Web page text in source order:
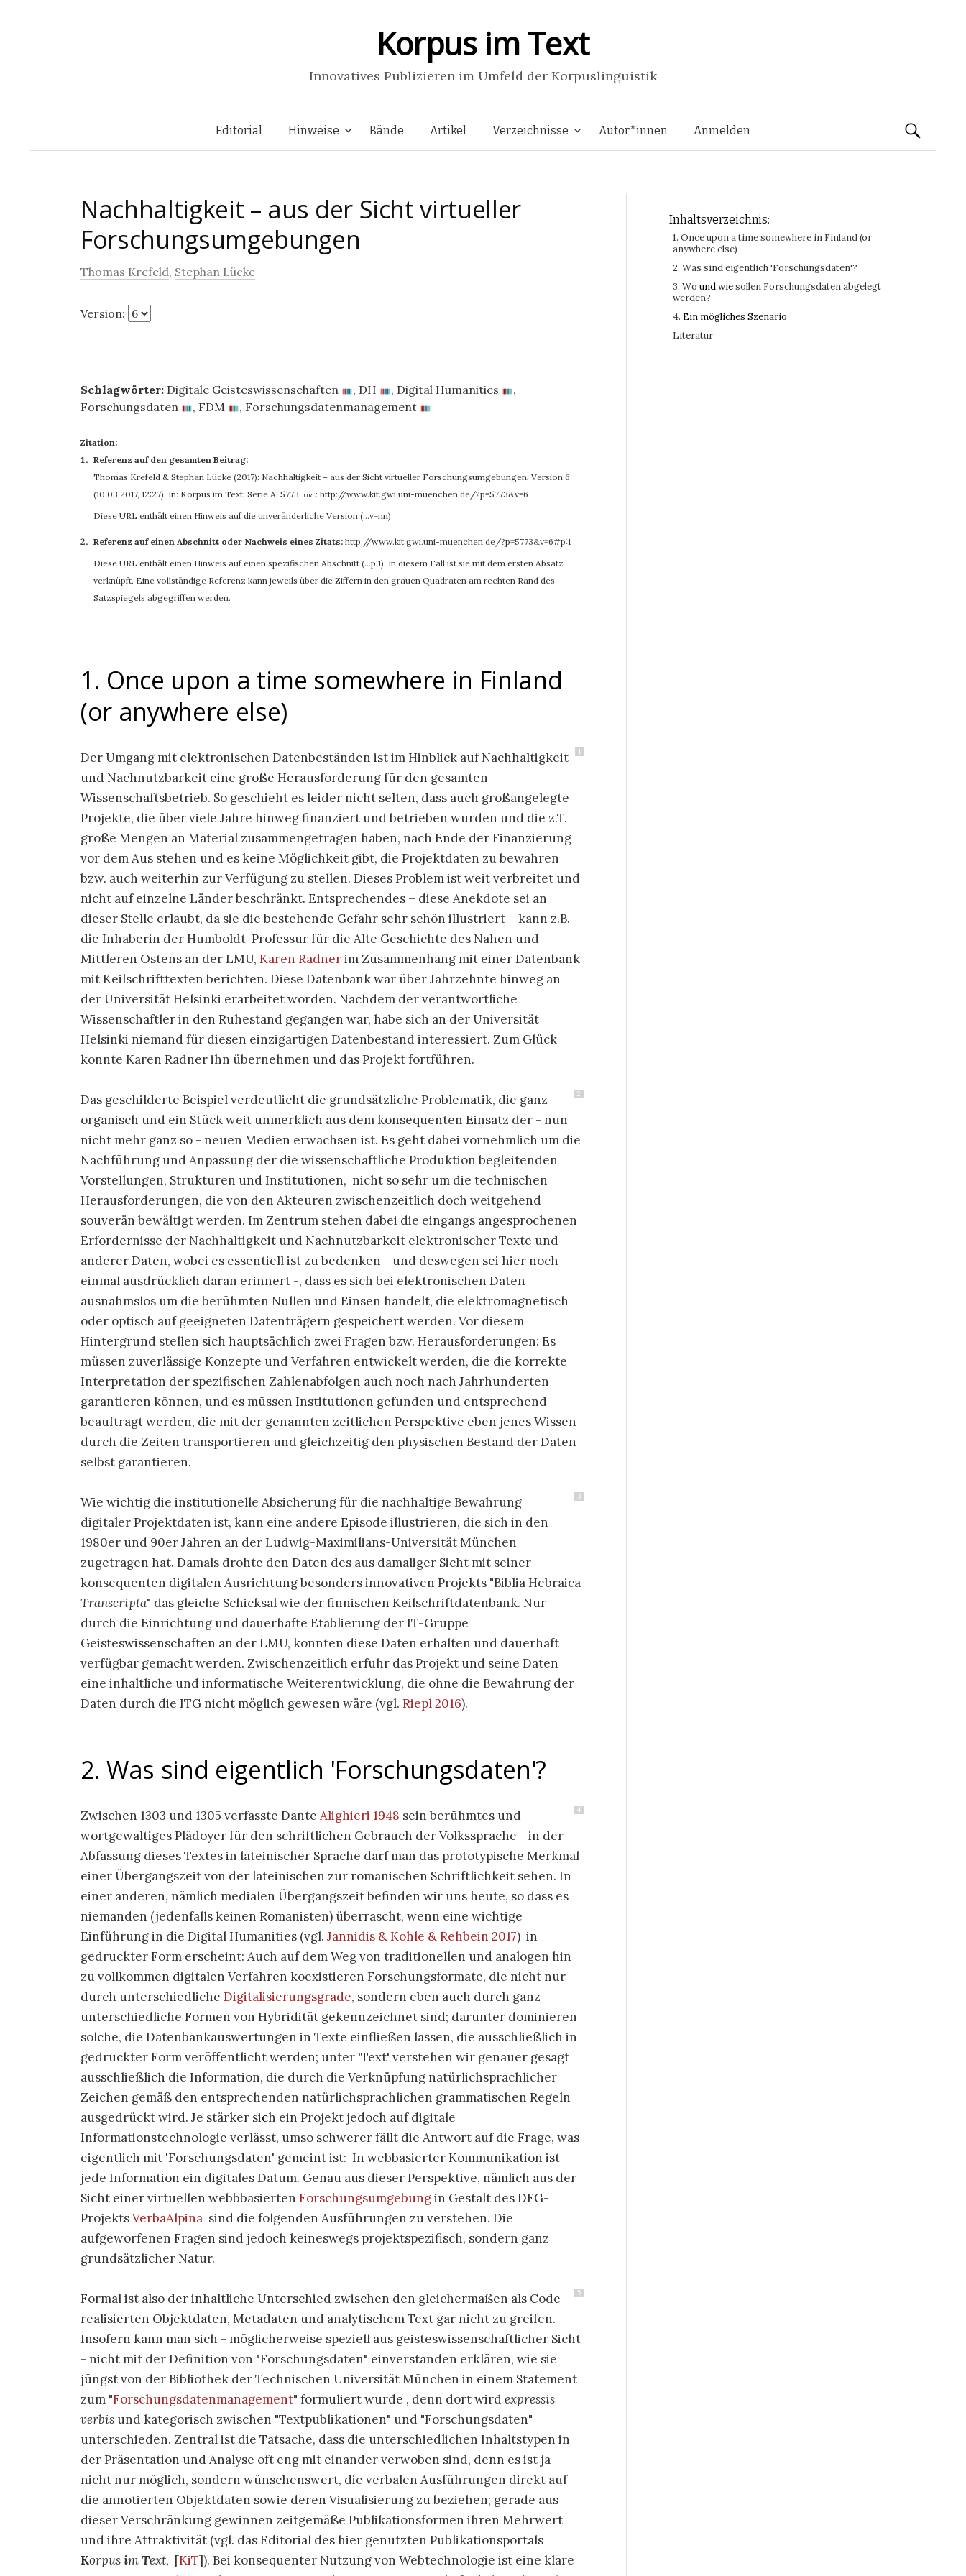
Korpus im Text
Innovatives Publizieren im Umfeld der Korpuslinguistik
Springe
Inhalt
Editorial Hinweise Bände Artikel Verzeichnisse Autor*innen Anmelden Suchen
Nachhaltigkeit – aus der Sicht virtueller
Forschungsumgebungen
Thomas Krefeld, Stephan Lücke
Version:
Schlagwörter: Digitale Geisteswissenschaften , DH , Digital Humanities
,
Forschungsdaten
, FDM , Forschungsdatenmanagement
Zitation:
Referenz auf den gesamten Beitrag:
Thomas Krefeld & Stephan Lücke (2017): Nachhaltigkeit – aus der Sicht virtueller Forschungsumgebungen, Version 6
(10.03.2017, 12:27). In: Korpus im Text, Serie A, 5773, url: http://www.kit.gwi.uni-muenchen.de/?p=5773&v=6
Diese URL enthält einen Hinweis auf die unveränderliche Version (…v=nn)
Referenz auf einen Abschnitt oder Nachweis eines Zitats: http://www.kit.gwi.uni-muenchen.de/?p=5773&v=6#p:1
Diese URL enthält einen Hinweis auf einen spezifischen Abschnitt (…p:1). In diesem Fall ist sie mit dem ersten Absatz
verknüpft. Eine vollständige Referenz kann jeweils über die Ziffern in den grauen Quadraten am rechten Rand des
Satzspiegels abgegriffen werden.
1. Once upon a time somewhere in Finland
(or anywhere else)
1
Der Umgang mit elektronischen Datenbeständen ist im Hinblick auf Nachhaltigkeit
und Nachnutzbarkeit eine große Herausforderung für den gesamten
Wissenschaftsbetrieb. So geschieht es leider nicht selten, dass auch großangelegte
Projekte, die über viele Jahre hinweg finanziert und betrieben wurden und die z.T.
große Mengen an Material zusammengetragen haben, nach Ende der Finanzierung
vor dem Aus stehen und es keine Möglichkeit gibt, die Projektdaten zu bewahren
bzw. auch weiterhin zur Verfügung zu stellen. Dieses Problem ist weit verbreitet und
nicht auf einzelne Länder beschränkt. Entsprechendes – diese Anekdote sei an
dieser Stelle erlaubt, da sie die bestehende Gefahr sehr schön illustriert – kann z.B.
die Inhaberin der Humboldt-Professur für die Alte Geschichte des Nahen und
Mittleren Ostens an der LMU, Karen Radnerim Zusammenhang mit einer Datenbank
mit Keilschrifttexten berichten. Diese Datenbank war über Jahrzehnte hinweg an
der Universität Helsinki erarbeitet worden. Nachdem der verantwortliche
Wissenschaftler in den Ruhestand gegangen war, habe sich an der Universität
Helsinki niemand für diesen einzigartigen Datenbestand interessiert. Zum Glück
konnte Karen Radner ihn übernehmen und das Projekt fortführen.
2
Das geschilderte Beispiel verdeutlicht die grundsätzliche Problematik, die ganz
organisch und ein Stück weit unmerklich aus dem konsequenten Einsatz der - nun
nicht mehr ganz so - neuen Medien erwachsen ist. Es geht dabei vornehmlich um die
Nachführung und Anpassung der die wissenschaftliche Produktion begleitenden
Vorstellungen, Strukturen und Institutionen, nicht so sehr um die technischen
Herausforderungen, die von den Akteuren zwischenzeitlich doch weitgehend
souverän bewältigt werden. Im Zentrum stehen dabei die eingangs angesprochenen
Erfordernisse der Nachhaltigkeit und Nachnutzbarkeit elektronischer Texte und
anderer Daten, wobei es essentiell ist zu bedenken - und deswegen sei hier noch
einmal ausdrücklich daran erinnert -, dass es sich bei elektronischen Daten
ausnahmslos um die berühmten Nullen und Einsen handelt, die elektromagnetisch
oder optisch auf geeigneten Datenträgern gespeichert werden. Vor diesem
Hintergrund stellen sich hauptsächlich zwei Fragen bzw. Herausforderungen: Es
müssen zuverlässige Konzepte und Verfahren entwickelt werden, die die korrekte
Interpretation der spezifischen Zahlenabfolgen auch noch nach Jahrhunderten
garantieren können, und es müssen Institutionen gefunden und entsprechend
beauftragt werden, die mit der genannten zeitlichen Perspektive eben jenes Wissen
durch die Zeiten transportieren und gleichzeitig den physischen Bestand der Daten
selbst garantieren.
3
Wie wichtig die institutionelle Absicherung für die nachhaltige Bewahrung
digitaler Projektdaten ist, kann eine andere Episode illustrieren, die sich in den
1980er und 90er Jahren an der Ludwig-Maximilians-Universität München
zugetragen hat. Damals drohte den Daten des aus damaliger Sicht mit seiner
konsequenten digitalen Ausrichtung besonders innovativen Projekts "Biblia Hebraica
Transcripta" das gleiche Schicksal wie der finnischen Keilschriftdatenbank. Nur
durch die Einrichtung und dauerhafte Etablierung der IT-Gruppe
Geisteswissenschaften an der LMU, konnten diese Daten erhalten und dauerhaft
verfügbar gemacht werden. Zwischenzeitlich erfuhr das Projekt und seine Daten
eine inhaltliche und informatische Weiterentwicklung, die ohne die Bewahrung der
Daten durch die ITG nicht möglich gewesen wäre (vgl. Riepl 2016).
2. Was sind eigentlich 'Forschungsdaten'?
4
Zwischen 1303 und 1305 verfasste Dante Alighieri 1948 sein berühmtes und
wortgewaltiges Plädoyer für den schriftlichen Gebrauch der Volkssprache - in der
Abfassung dieses Textes in lateinischer Sprache darf man das prototypische Merkmal
einer Übergangszeit von der lateinischen zur romanischen Schriftlichkeit sehen. In
einer anderen, nämlich medialen Übergangszeit befinden wir uns heute, so dass es
niemanden (jedenfalls keinen Romanisten) überrascht, wenn eine wichtige
Einführung in die Digital Humanities (vgl. Jannidis & Kohle & Rehbein 2017) in
gedruckter Form erscheint: Auch auf dem Weg von traditionellen und analogen hin
zu vollkommen digitalen Verfahren koexistieren Forschungsformate, die nicht nur
durch unterschiedliche Digitalisierungsgrade, sondern eben auch durch ganz
unterschiedliche Formen von Hybridität gekennzeichnet sind; darunter dominieren
solche, die Datenbankauswertungen in Texte einfließen lassen, die ausschließlich in
gedruckter Form veröffentlicht werden; unter 'Text' verstehen wir genauer gesagt
ausschließlich die Information, die durch die Verknüpfung natürlichsprachlicher
Zeichen gemäß den entsprechenden natürlichsprachlichen grammatischen Regeln
ausgedrückt wird. Je stärker sich ein Projekt jedoch auf digitale
Informationstechnologie verlässt, umso schwerer fällt die Antwort auf die Frage, was
eigentlich mit 'Forschungsdaten' gemeint ist: In webbasierter Kommunikation ist
jede Information ein digitales Datum. Genau aus dieser Perspektive, nämlich aus der
Sicht einer virtuellen webbbasierten Forschungsumgebungin Gestalt des DFG-
ProjektsVerbaAlpina sind die folgenden Ausführungen zu verstehen. Die
aufgeworfenen Fragen sind jedoch keineswegs projektspezifisch, sondern ganz
grundsätzlicher Natur.
5
Formal ist also der inhaltliche Unterschied zwischen den gleichermaßen als Code
realisierten Objektdaten, Metadaten und analytischem Text gar nicht zu greifen.
Insofern kann man sich - möglicherweise speziell aus geisteswissenschaftlicher Sicht
- nicht mit der Definition von "Forschungsdaten" einverstanden erklären, wie sie
jüngst von der Bibliothek der Technischen Universität München in einem Statement
zum "Forschungsdatenmanagement" formuliert wurde , denn dort wirdexpressis
verbis und kategorisch zwischen "Textpublikationen" und "Forschungsdaten"
unterschieden. Zentral ist die Tatsache, dass die unterschiedlichen Inhaltstypen in
der Präsentation und Analyse oft eng mit einander verwoben sind, denn es ist ja
nicht nur möglich, sondern wünschenswert, die verbalen Ausführungen direkt auf
die annotierten Objektdaten sowie deren Visualisierung zu beziehen; gerade aus
dieser Verschränkung gewinnen zeitgemäße Publikationsformen ihren Mehrwert
und ihre Attraktivität (vgl. das Editorial des hier genutzten Publikationsportals
KorpusimText, [KiT]). Bei konsequenter Nutzung von Webtechnologie ist eine klare
Inhaltsverzeichnis:
1. Once upon a time somewhere in Finland (or
anywhere else)
2. Was sind eigentlich 'Forschungsdaten'?
3. Wo und wiesollen Forschungsdaten abgelegt
werden?
4. Ein mögliches Szenario
Literatur